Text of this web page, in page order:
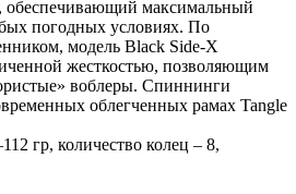
обеспечивающий максимальный
погодных условиях. По
модель Black Side-X
жесткостью, позволяющим
воблеры. Спиннинги
облегченных рамах Tangle
гр, количество колец – 8,